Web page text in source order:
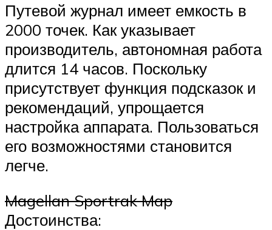
Путевой журнал имеет емкость в
2000 точек. Как указывает
производитель, автономная работа
длится 14 часов. Поскольку
присутствует функция подсказок и
рекомендаций, упрощается
настройка аппарата. Пользоваться
его возможностями становится
легче.
Magellan Sportrak Map
Достоинства: